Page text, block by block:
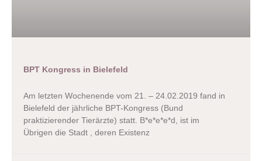
BPT Kongress in Bielefeld
Am letzten Wochenende vom 21. – 24.02.2019 fand in
Bielefeld der jährliche BPT-Kongress (Bund
praktizierender Tierärzte) statt. B*e*e*e*d, ist im
Übrigen die Stadt , deren Existenz